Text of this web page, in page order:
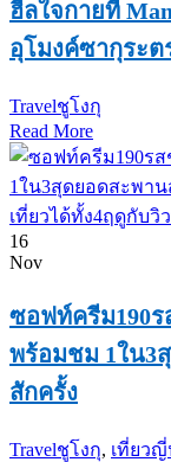
ฮีลใจกายที่
อุโมงค์ซากุระต
Travelชูโงกุ
Read More
16
Nov
ซอฟท์ครีม190ร
พร้อมชม 1ใน3
สักครั้ง
Travelชูโงกุ, เที่ยวญี่